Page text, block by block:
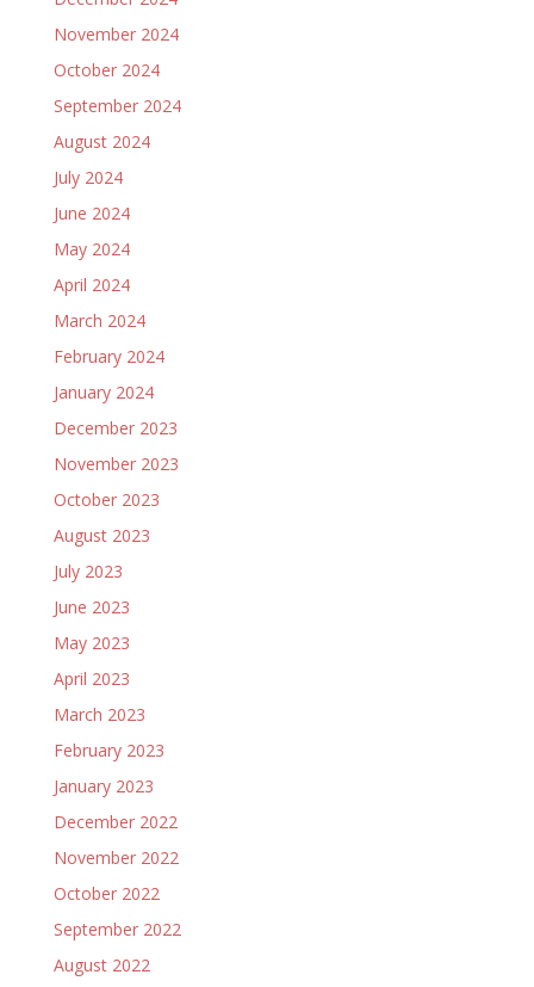
November 2024
October 2024
September 2024
August 2024
July 2024
June 2024
May 2024
April 2024
March 2024
February 2024
January 2024
December 2023
November 2023
October 2023
August 2023
July 2023
June 2023
May 2023
April 2023
March 2023
February 2023
January 2023
December 2022
November 2022
October 2022
September 2022
August 2022